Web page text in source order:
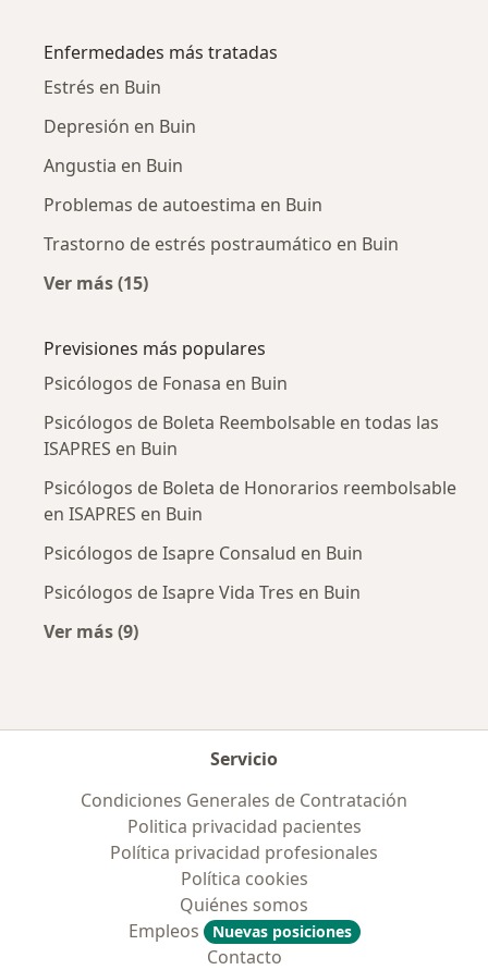
Enfermedades más tratadas
Estrés en Buin
Depresión en Buin
Angustia en Buin
Problemas de autoestima en Buin
Trastorno de estrés postraumático en Buin
Ver más (15)
Previsiones más populares
Psicólogos de Fonasa en Buin
Psicólogos de Boleta Reembolsable en todas las
ISAPRES en Buin
Psicólogos de Boleta de Honorarios reembolsable
en ISAPRES en Buin
Psicólogos de Isapre Consalud en Buin
Psicólogos de Isapre Vida Tres en Buin
Ver más (9)
Servicio
Condiciones Generales de Contratación
Politica privacidad pacientes
Política privacidad profesionales
Política cookies
Quiénes somos
Empleos
Nuevas posiciones
Contacto